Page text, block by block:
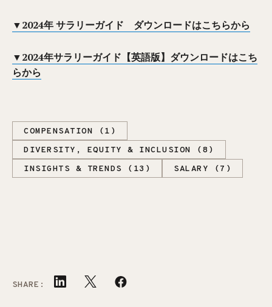
▼2024年 サラリーガイド ダウンロードはこちらから
▼2024年サラリーガイド【英語版】ダウンロードはこち
らから
COMPENSATION (1)
DIVERSITY, EQUITY & INCLUSION (8)
INSIGHTS & TRENDS (13)
SALARY (7)
SHARE: